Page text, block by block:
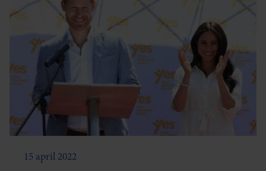
15 april 2022